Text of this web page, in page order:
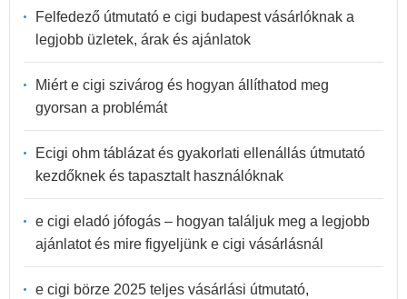
Felfedező útmutató e cigi budapest vásárlóknak a
legjobb üzletek, árak és ajánlatok
Miért e cigi szivárog és hogyan állíthatod meg
gyorsan a problémát
Ecigi ohm táblázat és gyakorlati ellenállás útmutató
kezdőknek és tapasztalt használóknak
e cigi eladó jófogás – hogyan találjuk meg a legjobb
ajánlatot és mire figyeljünk e cigi vásárlásnál
e cigi börze 2025 teljes vásárlási útmutató,